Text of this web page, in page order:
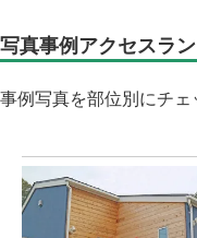
写真事例アクセスラ
事例写真を部位別にチェ